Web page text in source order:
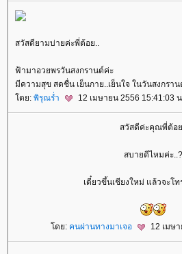
สวัสดียามบ่ายค่ะพี่ต้อย..
ฟ้ามาอวยพรวันสงกรานต์ค่ะ
มีความสุข สดชื่น เย็นกาย..เย็นใจ ในวันสงกรา
ดย: พิรุณร่ำ 12 เมษายน 2556 15:41:03 น.
สวัสดีค่ะคุณพี่ต้อ
สบายดีไหมค่ะ..?
เดี๋ยวขึ้นเชียงใหม่ แล้วจะโ
ดย: คนผ่านทางมาเจอ 12 เมษ